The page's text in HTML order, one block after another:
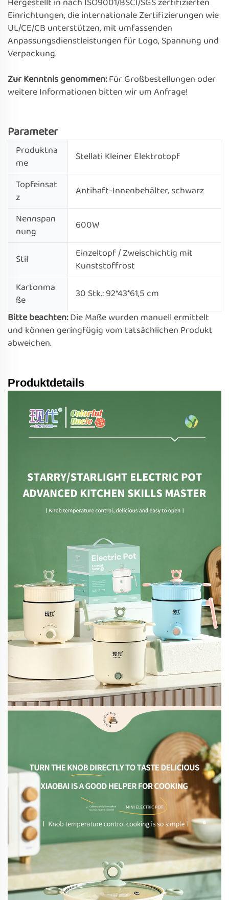
Einrichtungen, die internationale Zertifizierungen wie
UL/CE/CB unterstützen, mit umfassenden
Anpassungsdienstleistungen für Logo, Spannung und
Verpackung.
Zur Kenntnis genommen:Für Großbestellungen oder
weitere Informationen bitten wir um Anfrage!
Parameter
Produktna
me
Stellati Kleiner Elektrotopf
Topfeinsat
z
Antihaft-Innenbehälter, schwarz
Nennspan
nung
600W
Stil
Einzeltopf / Zweischichtig mit
Kunststoffrost
Kartonma
ße
30 Stk.: 92*43*61,5 cm
Bitte beachten:Die Maße wurden manuell ermittelt
und können geringfügig vom tatsächlichen Produkt
abweichen.
Produktdetails